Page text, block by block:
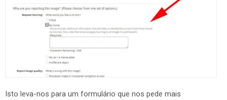
Isto leva-nos para um formulário que nos pede mais